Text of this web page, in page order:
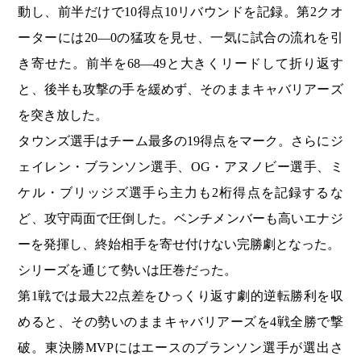
動し、前半だけで10得点10リバウンドを記録。第2クオ
ーターには20―0の猛攻を見せ、一気に試合の流れを引
き寄せた。前半を68―49と大きくリードして折り返す
と、後半も攻撃の手を緩めず、そのままキャバリアーズ
を突き放した。
タウンズ選手はチーム最多の19得点をマーク。さらにジ
ェイレン・ブランソン選手、OG・アヌノビー選手、ミ
ケル・ブリッジズ選手ら主力も2桁得点を記録するな
ど、攻守両面で圧倒した。ベンチメンバーも高いエナジ
ーを発揮し、終始相手を寄せ付けない完勝劇となった。
シリーズを通じて勢いは圧巻だった。
第1戦では最大22点差をひっくり返す劇的逆転勝利を収
めると、その勢いのままキャバリアーズを4戦全勝で撃
破。東決勝MVPにはエースのブランソン選手が選出さ